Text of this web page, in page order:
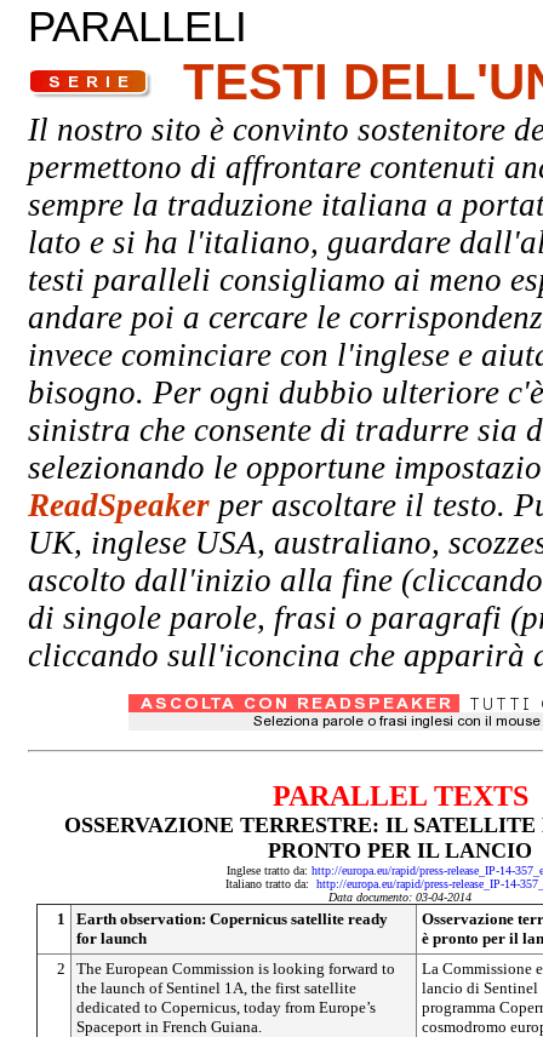
PARALLELI
TESTI
Il nostro sito è convinto sostenitore
permettono di affrontare contenuti
sempre la traduzione italiana a
lato e si ha l'italiano, guardare
testi paralleli consigliamo ai meno
andare poi a cercare le
invece cominciare con l'inglese e
bisogno. Per ogni dubbio ulteriore
sinistra che consente di tradurre
selezionando le opportune
ReadSpeaker per ascoltare il testo.
UK, inglese USA, australiano,
ascolto dall'inizio alla fine
di singole parole, frasi o paragrafi
cliccando sull'iconcina che apparirà
PARALLEL TEXTS
OSSERVAZIONE TERRESTRE: IL SATELLITE
PRONTO PER IL LANCIO
Inglese tratto da: http://europa.eu/rapid/press-release_IP-14-
Italiano tratto da: http://europa.eu/rapid/press-release_IP-14-
Data documento: 03-04-2014
1
Earth observation: Copernicus satellite ready
for launch
Osservazione
è pronto per il
2
The European Commission is looking forward to
the launch of Sentinel 1A, the first satellite
dedicated to Copernicus, today from Europe’s
Spaceport in French Guiana.
La Commissione
lancio di
programma
cosmodromo